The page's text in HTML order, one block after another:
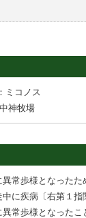
ミコノス
神牧場
常歩様となった
に疾病〔右第１
常歩様となった